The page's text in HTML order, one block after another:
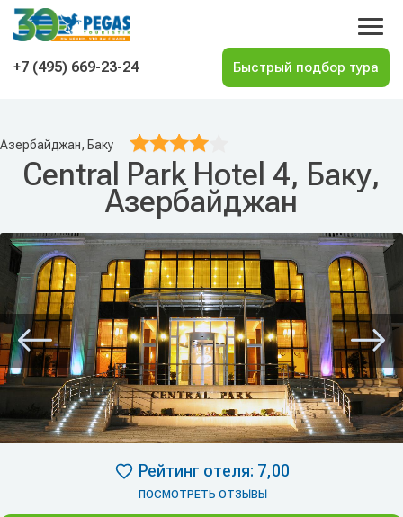
На главную
+7 (495) 669-23-24
Азербайджан, Баку
Central Park Hotel 4, Баку,
Азербайджан
ПОСМОТРЕТЬ ОТЗЫВЫ
Рейтинг отеля: 7,00